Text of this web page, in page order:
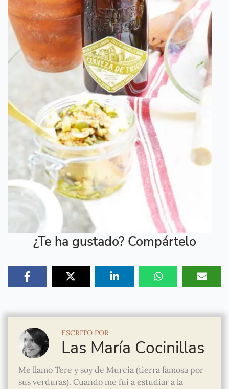
¿Te ha gustado? Compártelo
ESCRITO POR
Las María Cocinillas
Me llamo Tere y soy de Murcia (tierra famosa por
sus verduras). Cuando me fui a estudiar a la